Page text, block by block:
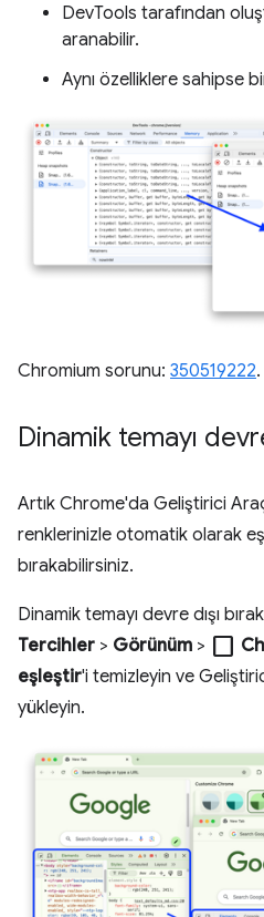
DevTools tarafından
aranabilir.
Aynı özelliklere sahipse
Chromium sorunu: 350519222.
Dinamik temayı
Artık Chrome'da Geliştirici
renklerinizle otomatik olarak
bırakabilirsiniz.
Dinamik temayı devre dışı
Tercihler > Görünüm > check_box_outline_blank
eşleştir'i temizleyin ve
yükleyin.